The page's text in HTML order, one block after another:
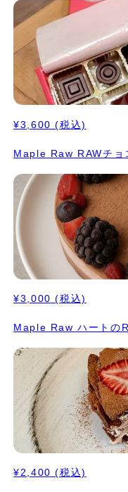
¥3,600 (税込)
Maple Raw RAWチョ
¥3,000 (税込)
Maple Raw ハートの
¥2,400 (税込)